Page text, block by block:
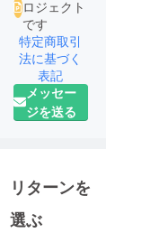
ロジェクト
です
特定商取引
法に基づく
表記
メッセー
ジを送る
リターンを
選ぶ